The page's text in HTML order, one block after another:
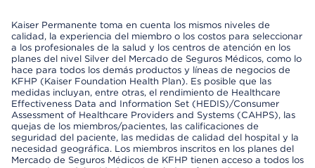
Kaiser Permanente toma en cuenta los mismos niveles de
calidad, la experiencia del miembro o los costos para seleccionar
a los profesionales de la salud y los centros de atención en los
planes del nivel Silver del Mercado de Seguros Médicos, como lo
hace para todos los demás productos y líneas de negocios de
KFHP (Kaiser Foundation Health Plan). Es posible que las
medidas incluyan, entre otras, el rendimiento de Healthcare
Effectiveness Data and Information Set (HEDIS)/Consumer
Assessment of Healthcare Providers and Systems (CAHPS), las
quejas de los miembros/pacientes, las calificaciones de
seguridad del paciente, las medidas de calidad del hospital y la
necesidad geográfica. Los miembros inscritos en los planes del
Mercado de Seguros Médicos de KFHP tienen acceso a todos los